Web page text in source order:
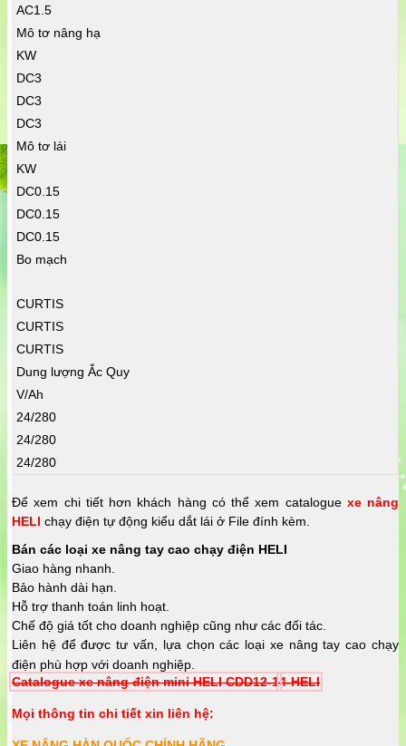
AC1.5
Mô tơ nâng hạ
KW
DC3
DC3
DC3
Mô tơ lái
KW
DC0.15
DC0.15
DC0.15
Bo mạch
CURTIS
CURTIS
CURTIS
Dung lượng Ắc Quy
V/Ah
24/280
24/280
24/280
Để xem chi tiết hơn khách hàng có thể xem catalogue xe nâng
HELI chạy điện tự động kiểu dắt lái ở File đính kèm.
Bán các loại xe nâng tay cao chạy điện HELI
Giao hàng nhanh.
Bảo hành dài hạn.
Hỗ trợ thanh toán linh hoạt.
Chế độ giá tốt cho doanh nghiệp cũng như các đối tác.
Liên hệ để được tư vấn, lựa chọn các loại xe nâng tay cao chạy
điện phù hợp với doanh nghiệp.
Catalogue xe nâng điện mini HELI CDD12-14-HELI
Mọi thông tin chi tiết xin liên hệ: